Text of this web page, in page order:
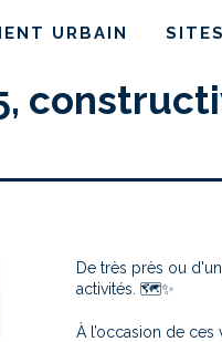
URBAIN SITES
De très près ou
activités. 🗺️✨
À l’occasion de